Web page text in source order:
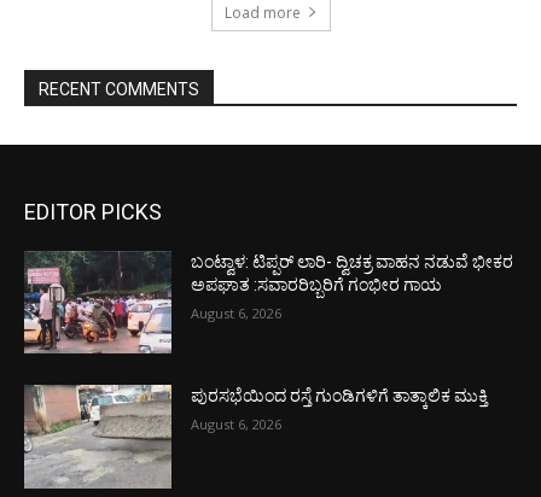
Load more
RECENT COMMENTS
EDITOR PICKS
ಬಂಟ್ವಾಳ: ಟಿಪ್ಪರ್ ಲಾರಿ- ದ್ವಿಚಕ್ರ ವಾಹನ ನಡುವೆ ಭೀಕರ
ಅಪಘಾತ :ಸವಾರರಿಬ್ಬರಿಗೆ ಗಂಭೀರ ಗಾಯ
August 6, 2026
ಪುರಸಭೆಯಿಂದ ರಸ್ತೆ ಗುಂಡಿಗಳಿಗೆ ತಾತ್ಕಾಲಿಕ ಮುಕ್ತಿ
August 6, 2026